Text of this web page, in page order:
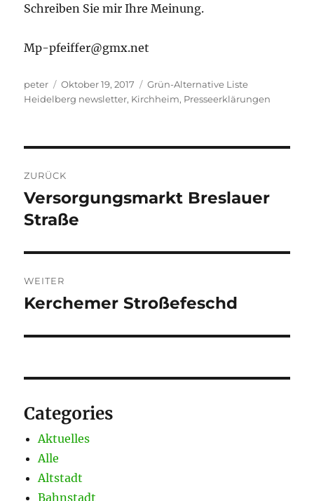
Schreiben Sie mir Ihre Meinung.
Mp-pfeiffer@gmx.net
Autor
peter
Veröffentlicht
am
Oktober 19, 2017 Kategorien
Grün-Alternative Liste
Heidelberg newsletter, Kirchheim, Presseerklärungen
ZURÜCK
Vorheriger
Beitrag:
Versorgungsmarkt Breslauer
Straße
WEITER
Nächster
Kerchemer Stroßefeschd
Categories
Aktuelles
Alle
Altstadt
Bahnstadt